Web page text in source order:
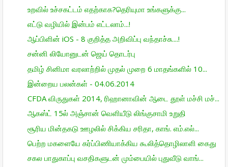
உறவில் உச்சகட்டம் எதற்காக?தெரியுமா உங்களுக்கு...
எட்டு வழியில் இன்பம் எட்டலாம்...!
ஆப்பிளின் iOS - 8 குறித்த அறிவிப்பு வந்தாச்சு....!
சன்னி லியோனுடன் ஜெய் தொடர்பு
தமிழ் சினிமா வரலாற்றில் முதல் முறை 6 மாதங்களில் 10...
இன்றைய பலன்கள் - 04.06.2014
CFDA விருதுகள் 2014, ரிஹானாவின் ஆடை தூள் மச்சி மச்...
ஆகஸ்ட் 15ல் அஞ்சான் வெளியீடு லிங்குசாமி உறுதி
சூரிய மின்தகடு ஊழலில் சிக்கிய சரிதா, காங். எம்.எல்...
பெற்ற மகளையே கர்ப்பிணியாக்கிய கூலித்தொழிலாளி கைது
சகல பாதுகாப்பு வசதிகளுடன் மும்பையில் புதுவீடு வாங்...